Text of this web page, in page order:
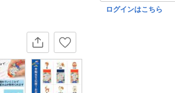
ログインはこちら